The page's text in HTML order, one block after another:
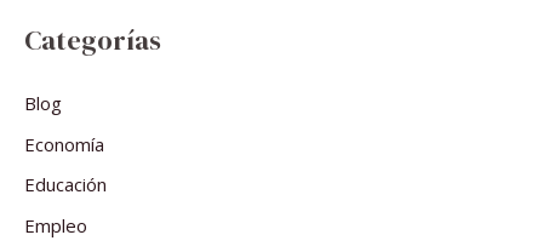
Categorías
Blog
Economía
Educación
Empleo